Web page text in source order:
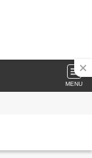
MENU